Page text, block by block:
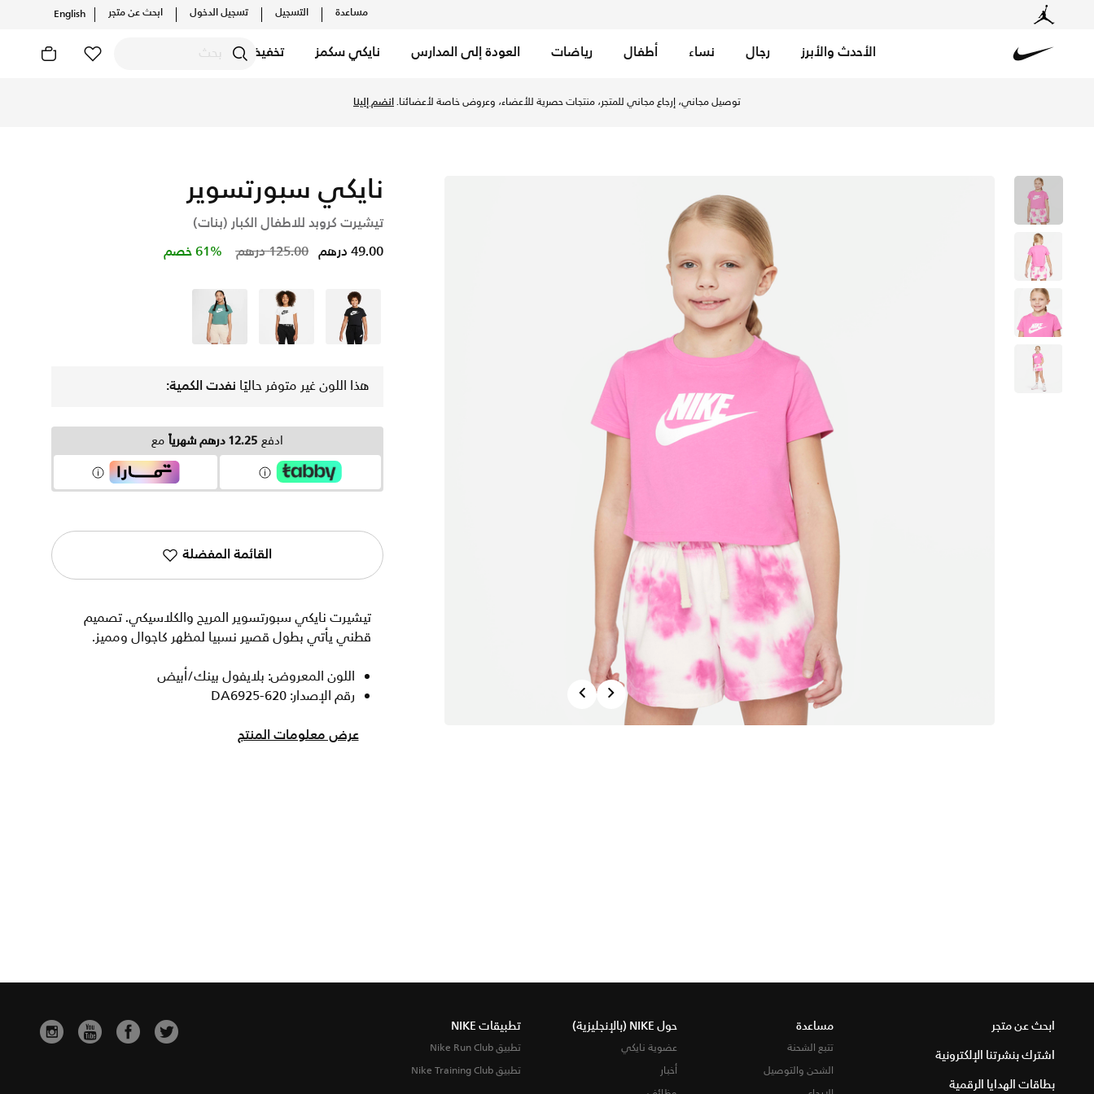
مساعدة التسجيل تسجيل الدخول ابحث عن متجر English
الأحدث والأبرز رجال نساء أطفال رياضات العودة إلى المدارس نايكي سكمز تخفيضات
توصيل مجاني، إرجاع مجاني للمتجر، منتجات حصرية للأعضاء، وعروض خاصة لأعضائنا.انضم إلينا
Next
نايكي سبورتسوير
تيشيرت كروبد للاطفال الكبار (بنات)
Price reduced from
125.00 درهم to 49.00 درهم 61% خصم
أسود أبيض أخضر
هذا اللون غير متوفر حاليًا نفدت الكمية:
ادفع 12.25 درهم شهرياً مع
القائمة المفضلة
تيشيرت نايكي سبورتسوير المريح والكلاسيكي. تصميم
قطني يأتي بطول قصير نسبيا لمظهر كاجوال ومميز.
اللون المعروض: بلايفول بينك/أبيض
رقم الإصدار: DA6925-620
عرض معلومات المنتج
ابحث عن متجر
اشترك بنشرتنا الإلكترونية
بطاقات الهدايا الرقمية
مساعدة
تتبع الشحنة
الشحن والتوصيل
حول NIKE (بالإنجليزية)
عضوية نايكي
أخبار
تطبيقات NIKE
تطبيق Nike Run Club
تطبيق Nike Training Club